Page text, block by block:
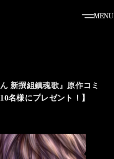
MENU
ん 新撰組鎮魂歌』 原作コ ミ
10名様にプレゼン ト ！ 】